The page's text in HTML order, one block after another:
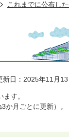
これまでに公布し
新日：2025年11月13
す。
か月ごとに更新）。